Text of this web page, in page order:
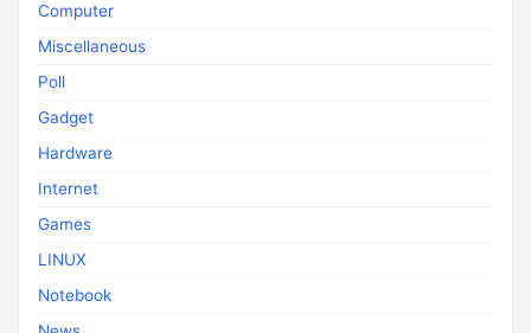
Computer
Miscellaneous
Poll
Gadget
Hardware
Internet
Games
LINUX
Notebook